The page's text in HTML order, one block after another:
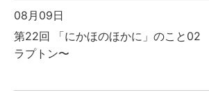
08月09日
第22回 「にかほのほかに」のこと02
ラプトン〜